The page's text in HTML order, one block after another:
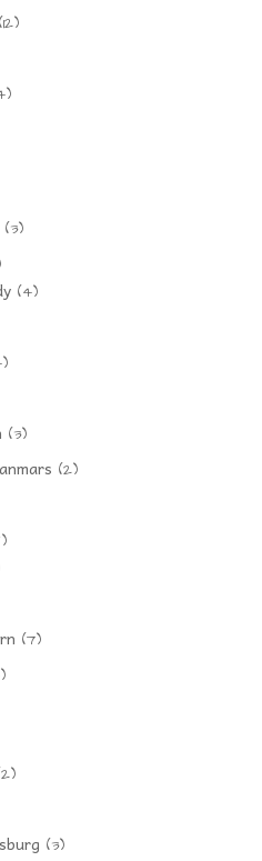
(12)
(3)
(4)
(3)
(2)
(7)
(3)